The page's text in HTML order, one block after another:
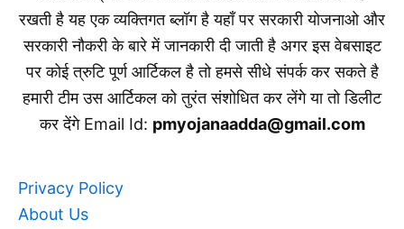
रखती है यह एक व्यक्तिगत ब्लॉग है यहाँ पर सरकारी योजनाओ और
सरकारी नौकरी के बारे में जानकारी दी जाती है अगर इस वेबसाइट
पर कोई त्रुटि पूर्ण आर्टिकल है तो हमसे सीधे संपर्क कर सकते है
हमारी टीम उस आर्टिकल को तुरंत संशोधित कर लेंगे या तो डिलीट
कर देंगे Email Id: pmyojanaadda@gmail.com
Privacy Policy
About Us